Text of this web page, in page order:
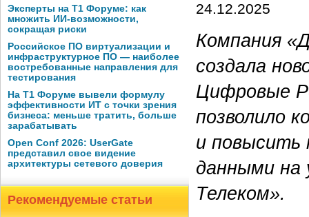
Эксперты на Т1 Форуме: как
множить ИИ-возможности,
сокращая риски
Российское ПО виртуализации и
инфраструктурное ПО — наиболее
востребованные направления для
тестирования
На Т1 Форуме вывели формулу
эффективности ИТ с точки зрения
бизнеса: меньше тратить, больше
зарабатывать
Open Conf 2026: UserGate
представил свое видение
архитектуры сетевого доверия
Рекомендуемые статьи
24.12.2025
Компания
создала
Цифровые
позволило
и повысить
данными на
Телеком».